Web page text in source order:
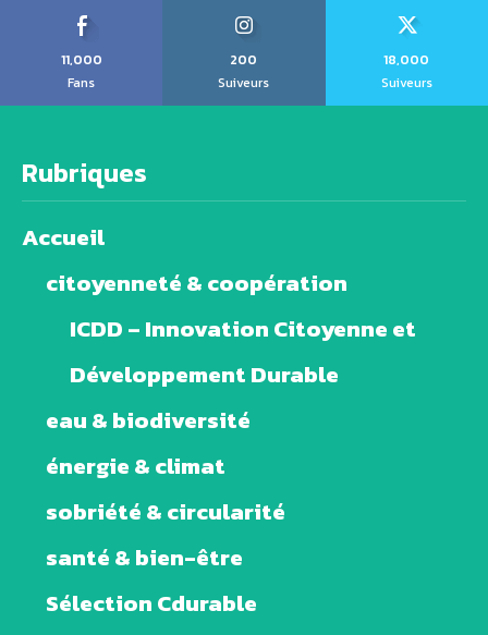
11,000
Fans
200
Suiveurs
18,000
Suiveurs
Rubriques
Accueil
citoyenneté & coopération
ICDD – Innovation Citoyenne et
Développement Durable
eau & biodiversité
énergie & climat
sobriété & circularité
santé & bien-être
Sélection Cdurable